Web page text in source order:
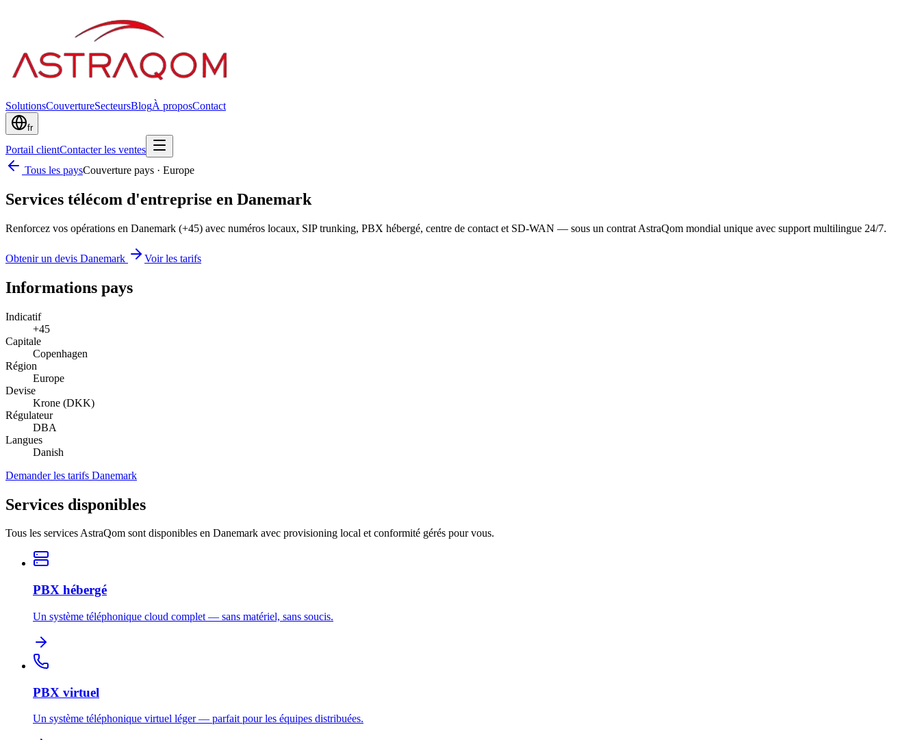
SolutionsCouvertureSecteursBlogÀ proposContact
fr
Portail clientContacter les ventes
Tous les paysCouverture pays · Europe
Services télécom d'entreprise en Danemark
Renforcez vos opérations en Danemark (+45) avec numéros locaux, SIP trunking, PBX hébergé, centre de contact et SD-WAN — sous un contrat AstraQom mondial unique avec support multilingue 24/7.
Obtenir un devis Danemark Voir les tarifs
Informations pays
Indicatif
+45
Capitale
Copenhagen
Région
Europe
Devise
Krone (DKK)
Régulateur
DBA
Langues
Danish
Demander les tarifs Danemark
Services disponibles
Tous les services AstraQom sont disponibles en Danemark avec provisioning local et conformité gérés pour vous.
PBX hébergé
Un système téléphonique cloud complet — sans matériel, sans soucis.
PBX virtuel
Un système téléphonique virtuel léger — parfait pour les équipes distribuées.